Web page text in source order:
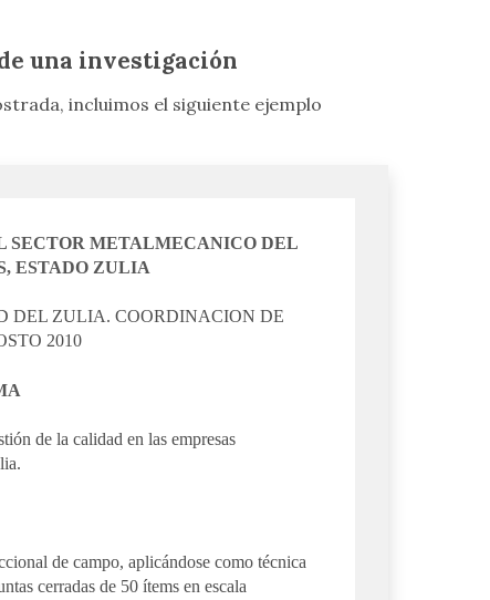
una investigación
incluimos el siguiente ejemplo
SECTOR METALMECANICO DEL
ESTADO ZULIA
DEL ZULIA. COORDINACION DE
2010
de la calidad en las empresas
de campo, aplicándose como técnica
cerradas de 50 ítems en escala